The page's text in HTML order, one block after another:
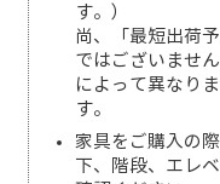
す。）
尚、「最短出荷
ではございませ
によって異なり
す。
家具をご購入の
下、階段、エレ